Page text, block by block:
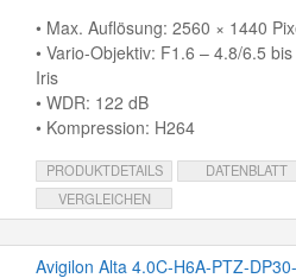
• Max. Auflösung: 2560 × 1440
• Vario-Objektiv: F1.6 – 4.8/6.5
Iris
• WDR: 122 dB
• Kompression: H264
PRODUKTDETAILS
DATENBLATT
VERGLEICHEN
Avigilon Alta 4.0C-H6A-PTZ-